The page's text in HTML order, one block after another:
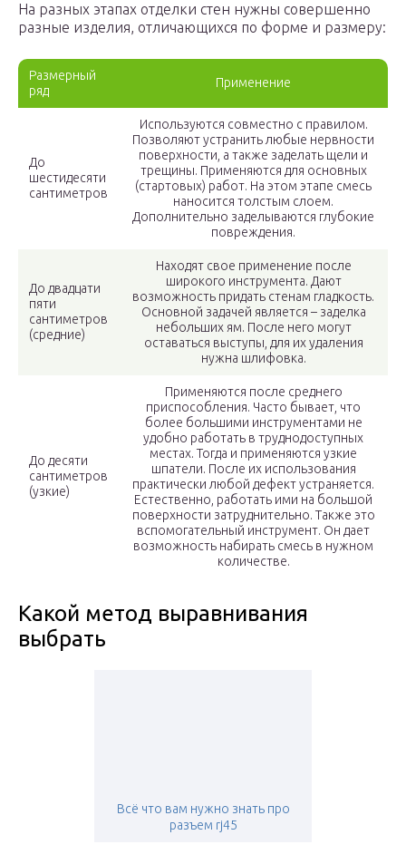
На разных этапах отделки стен нужны совершенно
разные изделия, отличающихся по форме и размеру:
Размерный
ряд
Применение
До
шестидесяти
сантиметров
Используются совместно с правилом.
Позволяют устранить любые нервности
поверхности, а также заделать щели и
трещины. Применяются для основных
(стартовых) работ. На этом этапе смесь
наносится толстым слоем.
Дополнительно заделываются глубокие
повреждения.
До двадцати
пяти
сантиметров
(средние)
Находят свое применение после
широкого инструмента. Дают
возможность придать стенам гладкость.
Основной задачей является – заделка
небольших ям. После него могут
оставаться выступы, для их удаления
нужна шлифовка.
До десяти
сантиметров
(узкие)
Применяются после среднего
приспособления. Часто бывает, что
более большими инструментами не
удобно работать в труднодоступных
местах. Тогда и применяются узкие
шпатели. После их использования
практически любой дефект устраняется.
Естественно, работать ими на большой
поверхности затруднительно. Также это
вспомогательный инструмент. Он дает
возможность набирать смесь в нужном
количестве.
Какой метод выравнивания
выбрать
Всё что вам нужно знать про
разъем rj45